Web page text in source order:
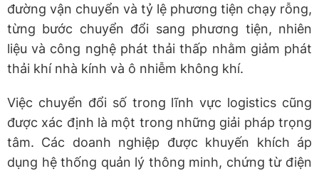
đường vận chuyển và tỷ lệ phương tiện chạy rỗng,
từng bước chuyển đổi sang phương tiện, nhiên
liệu và công nghệ phát thải thấp nhằm giảm phát
thải khí nhà kính và ô nhiễm không khí.
Việc chuyển đổi số trong lĩnh vực logistics cũng
được xác định là một trong những giải pháp trọng
tâm. Các doanh nghiệp được khuyến khích áp
dụng hệ thống quản lý thông minh, chứng từ điện